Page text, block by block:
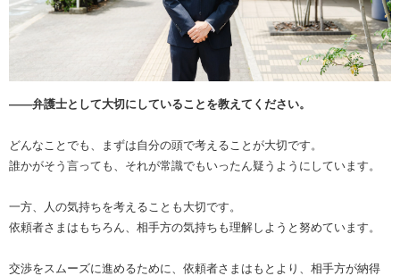
――弁護士として大切にしていることを教えてください。
どんなことでも、まずは自分の頭で考えることが大切です。
誰かがそう言っても、それが常識でもいったん疑うようにしています。
一方、人の気持ちを考えることも大切です。
依頼者さまはもちろん、相手方の気持ちも理解しようと努めています。
交渉をスムーズに進めるために、依頼者さまはもとより、相手方が納得